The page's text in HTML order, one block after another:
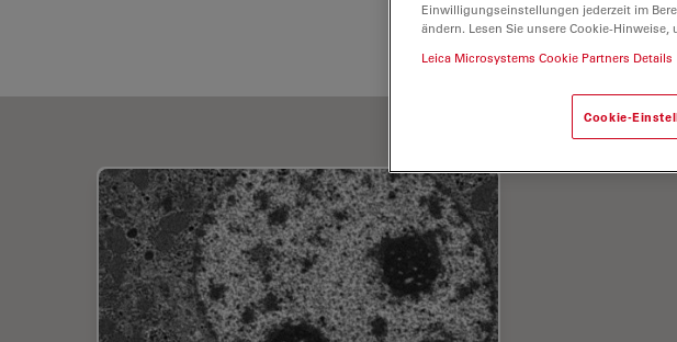
Einwilligungseinstellungen jederzeit im
ändern. Lesen Sie unsere Cookie-
Leica Microsystems Cookie Partners Details
Cookie-